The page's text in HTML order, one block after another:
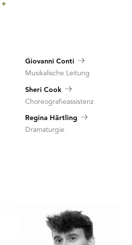
+
Giovanni Conti
Musikalische Leitung
Sheri Cook
Choreografieassistenz
Regina Härtling
Dramaturgie